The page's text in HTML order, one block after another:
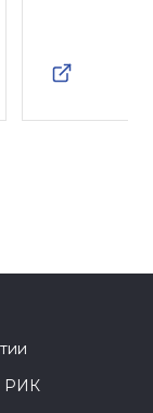
РИК